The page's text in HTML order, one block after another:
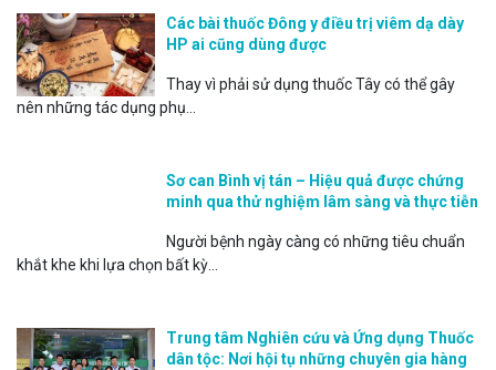
Các bài thuốc Đông y điều trị viêm dạ dày
HP ai cũng dùng được
Thay vì phải sử dụng thuốc Tây có thể gây
nên những tác dụng phụ...
Sơ can Bình vị tán – Hiệu quả được chứng
minh qua thử nghiệm lâm sàng và thực tiễn
Người bệnh ngày càng có những tiêu chuẩn
khắt khe khi lựa chọn bất kỳ...
Trung tâm Nghiên cứu và Ứng dụng Thuốc
dân tộc: Nơi hội tụ những chuyên gia hàng